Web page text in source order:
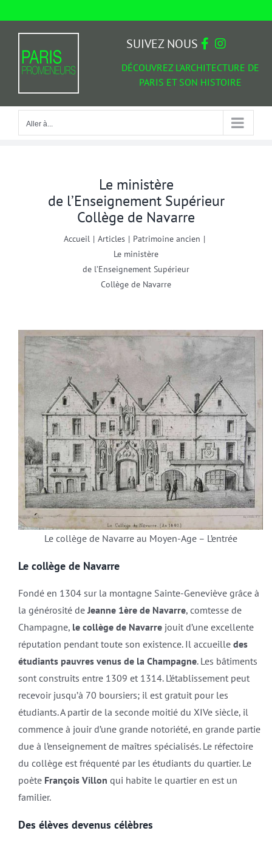
Aller à...
DÉCOUVREZ L'ARCHITECTURE DE
PARIS ET SON HISTOIRE
SUIVEZ NOUS
Aller à...
Le ministère
de l’Enseignement Supérieur
Collège de Navarre
Accueil | Articles | Patrimoine ancien |
Le ministère
de l’Enseignement Supérieur
Collège de Navarre
Le collège de Navarre au Moyen-Age – L’entrée
Le collège de Navarre
Fondé en 1304 sur la montagne Sainte-Geneviève grâce à
la générosité deJeanne 1ère de Navarre, comtesse de
Champagne, le collège de Navarrejouit d’une excellente
réputation pendant toute son existence. Il accueille des
étudiants pauvres venus de la Champagne. Les bâtiments
sont construits entre 1309 et 1314. L’établissement peut
recevoir jusqu’à 70 boursiers; il est gratuit pour les
étudiants. A partir de la seconde moitié du XIVe siècle, il
commence à jouir d’une grande notoriété, en grande partie
due à l’enseignement de maîtres spécialisés. Le réfectoire
du collège est fréquenté par les étudiants du quartier. Le
poète François Villon qui habite le quartier en est un
familier.
Des élèves devenus célèbres